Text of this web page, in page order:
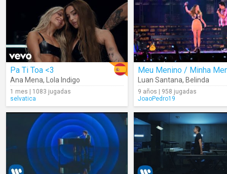
Pa Ti Toa <3
Ana Mena, Lola Indigo
1 mes | 1083 jugadas
selvatica
Meu Menino / Minha
Luan Santana, Belinda
9 años | 958 jugadas
JoaoPedro19